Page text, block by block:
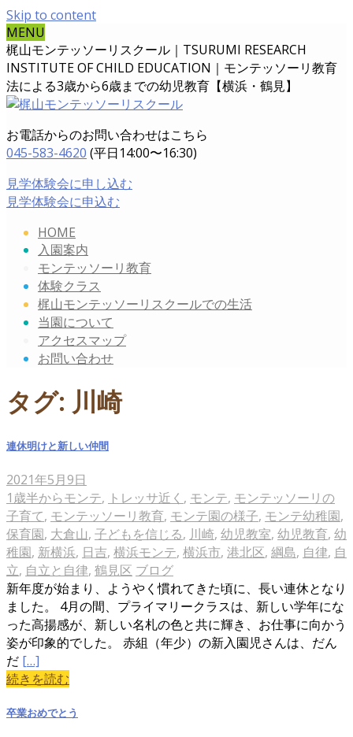
Skip to content
MENU
梶山モンテッソーリスクール｜TSURUMI RESEARCH
INSTITUTE OF CHILD EDUCATION｜ モンテッソーリ教育
法による3歳から6歳までの幼児教育【横浜・鶴見】
お電話からのお問い合わせはこちら
045-583-4620 (平日14:00〜16:30)
見学体験会に申し込む
見学体験会に申込む
HOME
入園案内
モンテッソーリ教育
体験クラス
梶山モンテッソーリスクールでの生活
当園について
アクセスマップ
お問い合わせ
タグ: 川崎
連休明けと新しい仲間
2021年5月9日
1歳半からモンテ, トレッサ近く , モンテ, モンテッソーリの
子育て, モンテッソーリ教育, モンテ園の様子, モンテ幼稚園,
保育園, 大倉山, 子どもを信じる, 川崎, 幼児教室, 幼児教育, 幼
稚園, 新横浜, 日吉, 横浜モンテ, 横浜市, 港北区, 綱島, 自律, 自
立, 自立と自律, 鶴見区 ブログ
新年度が始まり、ようやく慣れてきた頃に、長い連休となり
ました。 4月の間、プライマリークラスは、新しい学年にな
った高揚感が、新しい名札の色と共に輝き、お仕事に向かう
姿が印象的でした。 赤組（年少）の新入園児さんは、だん
だ […]
続きを読む
卒業おめでとう